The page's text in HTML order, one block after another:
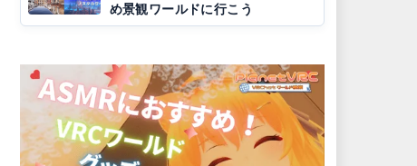
め景観ワールドに行こう